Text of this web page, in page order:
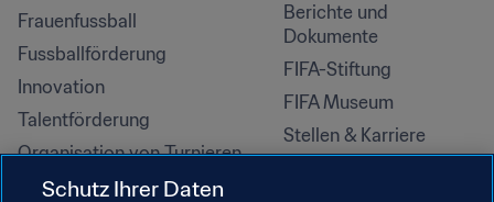
Frauenfussball
Fussballförderung
Innovation
Talentförderung
Organisation von Turnieren
Nachhaltigkeit
Berichte und
Dokumente
FIFA-Stiftung
FIFA Museum
Stellen & Karriere
Schutz Ihrer Daten